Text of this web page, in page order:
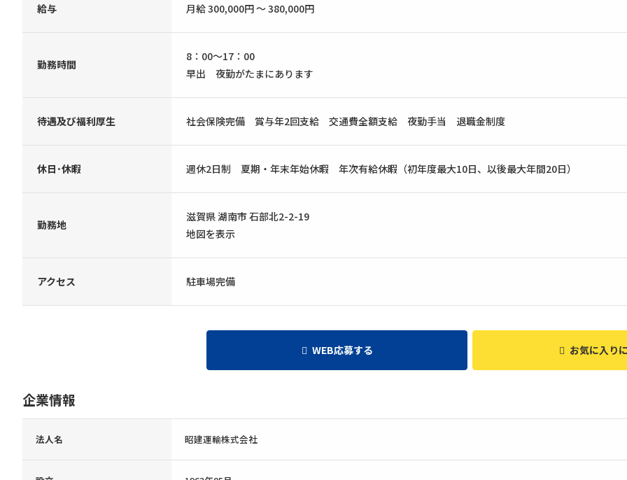
給与 月給 300,000円 ～ 380,000円
勤務時間
8：00〜17：00
早出 夜勤がたまにあります
待遇及び福利厚生 社会保険完備 賞与年2回支給 交通費全額支給 夜勤手当 退職金制度
休日･休暇 週休2日制 夏期・年末年始休暇 年次有給休暇（初年度最大10日、以後最大年間20日）
勤務地
滋賀県 湖南市 石部北2-2-19
地図を表示
アクセス 駐車場完備
WEB応募する お気に入り
企業情報
法人名 昭建運輸株式会社